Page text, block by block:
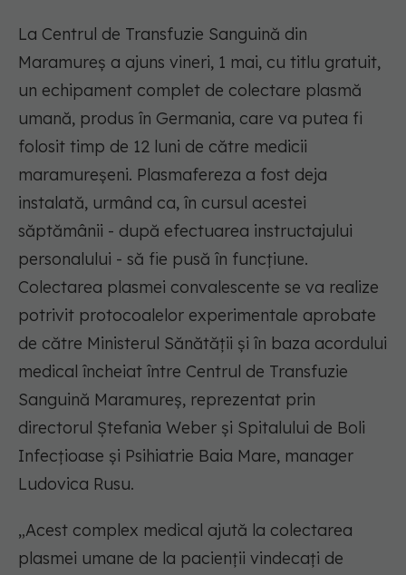
La Centrul de Transfuzie Sanguină din
Maramureș a ajuns vineri, 1 mai, cu titlu gratuit,
un echipament complet de colectare plasmă
umană, produs în Germania, care va putea fi
folosit timp de 12 luni de către medicii
maramureșeni. Plasmafereza a fost deja
instalată, urmând ca, în cursul acestei
săptămânii - după efectuarea instructajului
personalului - să fie pusă în funcțiune.
Colectarea plasmei convalescente se va realize
potrivit protocoalelor experimentale aprobate
de către Ministerul Sănătății și în baza acordului
medical încheiat între Centrul de Transfuzie
Sanguină Maramureș, reprezentat prin
directorul Ștefania Weber și Spitalului de Boli
Infecțioase și Psihiatrie Baia Mare, manager
Ludovica Rusu.
„Acest complex medical ajută la colectarea
plasmei umane de la pacienții vindecați de